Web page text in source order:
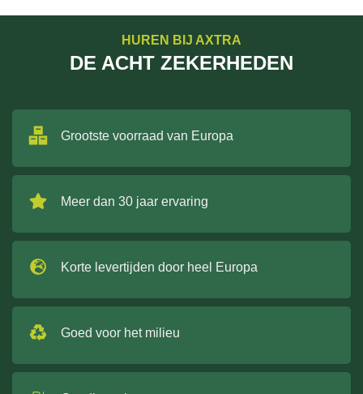
HUREN BIJ AXTRA
DE ACHT ZEKERHEDEN
Grootste voorraad van Europa
Meer dan 30 jaar ervaring
Korte levertijden door heel Europa
Goed voor het milieu